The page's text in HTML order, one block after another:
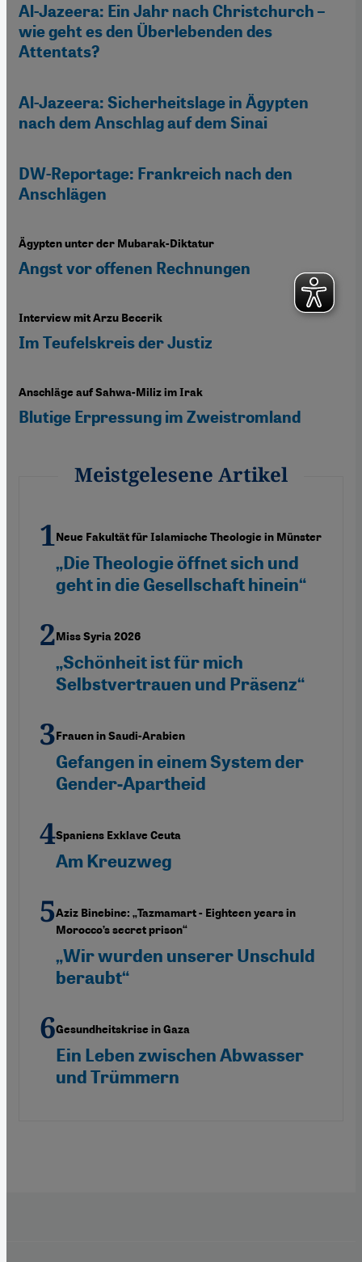
Al-Jazeera: Ein Jahr nach Christchurch –
wie geht es den Überlebenden des
Attentats?
Al-Jazeera: Sicherheitslage in Ägypten
nach dem Anschlag auf dem Sinai
DW-Reportage: Frankreich nach den
Anschlägen
Ägypten unter der Mubarak-Diktatur
Angst vor offenen Rechnungen
Interview mit Arzu Becerik
Im Teufelskreis der Justiz
Anschläge auf Sahwa-Miliz im Irak
Blutige Erpressung im Zweistromland
Meistgelesene Artikel
Neue Fakultät für Islamische Theologie in Münster
„Die Theologie öffnet sich und
geht in die Gesellschaft hinein“
Miss Syria 2026
„Schönheit ist für mich
Selbstvertrauen und Präsenz“
Frauen in Saudi-Arabien
Gefangen in einem System der
Gender-Apartheid
Spaniens Exklave Ceuta
Am Kreuzweg
Aziz Binebine: „Tazmamart - Eighteen years in
Morocco’s secret prison“
„Wir wurden unserer Unschuld
beraubt“
Gesundheitskrise in Gaza
Ein Leben zwischen Abwasser
und Trümmern